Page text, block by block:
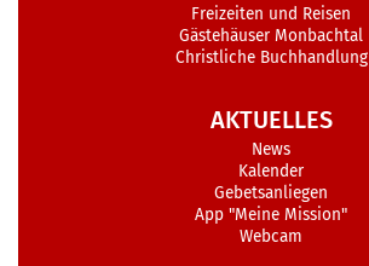
Freizeiten und Reisen
Gästehäuser Monbachtal
Christliche Buchhandlung
AKTUELLES
News
Kalender
Gebetsanliegen
App "Meine Mission"
Webcam